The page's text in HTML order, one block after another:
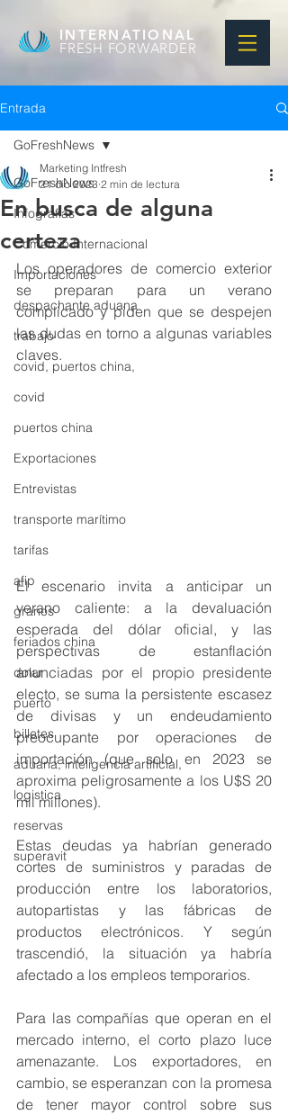
INTERNATIONAL
FRESH FORWARDER
Entrada
GoFreshNews
Infografias
Comercio Internacional
Importaciones
despachante aduana
trabajo
covid, puertos china,
covid
puertos china
Exportaciones
Entrevistas
transporte marítimo
tarifas
afip
granos
feriados china
dolar
puerto
billetes
aduana, inteligencia artificial,
logistica
reservas
superavit
GoFreshNews
En busca de alguna
certeza
Marketing Intfresh
21 dic 2023 2 min de lectura
Los operadores de comercio exterior
se preparan para un verano
complicado y piden que se despejen
las dudas en torno a algunas variables
claves.
El escenario invita a anticipar un
verano caliente: a la devaluación
esperada del dólar oficial, y las
perspectivas de estanflación
anunciadas por el propio presidente
electo, se suma la persistente escasez
de divisas y un endeudamiento
preocupante por operaciones de
importación (que solo en 2023 se
aproxima peligrosamente a los U$S 20
mil millones).
Estas deudas ya habrían generado
cortes de suministros y paradas de
producción entre los laboratorios,
autopartistas y las fábricas de
productos electrónicos. Y según
trascendió, la situación ya habría
afectado a los empleos temporarios.
Para las compañías que operan en el
mercado interno, el corto plazo luce
amenazante. Los exportadores, en
cambio, se esperanzan con la promesa
de tener mayor control sobre sus